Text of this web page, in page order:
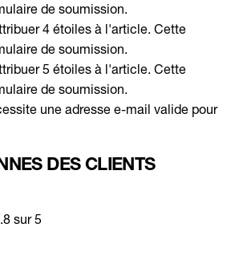
de soumission.
4 étoiles à l'article. Cette
de soumission.
5 étoiles à l'article. Cette
de soumission.
une adresse e-mail valide pour
DES CLIENTS
sur 5